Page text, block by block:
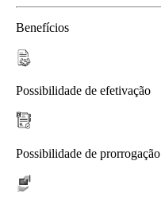
Benefícios
Possibilidade de efetivação
Possibilidade de prorrogação